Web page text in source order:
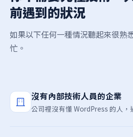
前遇到的狀況
如果以下任何一種情況聽起來很熟
忙。
沒有內部技術人員的企業
公司裡沒有懂 WordPress 的人，